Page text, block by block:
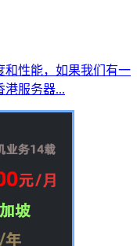
和性能，如果我们有一
港服务器...